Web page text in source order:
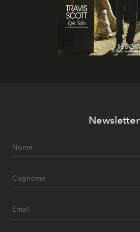
Newsletter